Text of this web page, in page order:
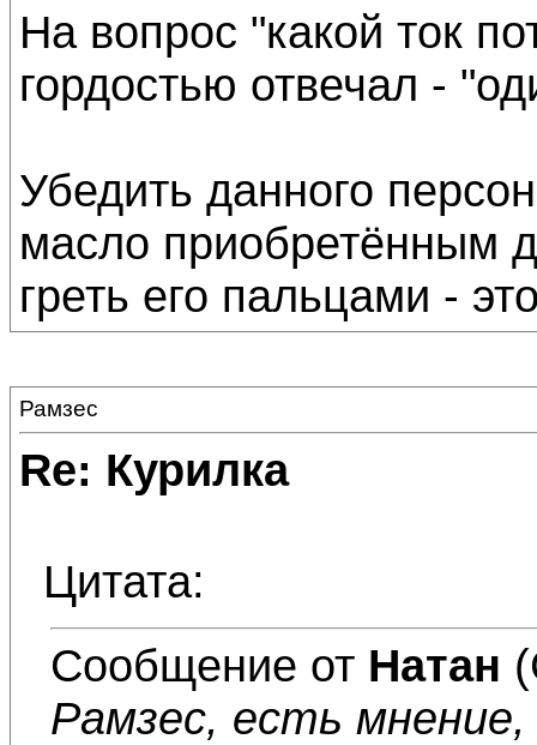
На вопрос "какой ток
гордостью отвечал -
Убедить данного
масло приобретённым
греть его пальцами -
Рамзес
Re: Курилка
Цитата:
Сообщение от Натан
Рамзес, есть